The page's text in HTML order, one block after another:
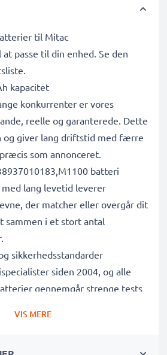
til Mitac
passe til din enhed. Se den
kapacitet
konkurrenter er vores
reelle og garanterede. Dette
og giver lang driftstid med færre
som annonceret.
batteri
lang levetid leverer
der matcher eller overgår dit
sammen i et stort antal
sikkerhedsstandarder
siden 2004, og alle
gennemgår strenge tests
VIS MERE